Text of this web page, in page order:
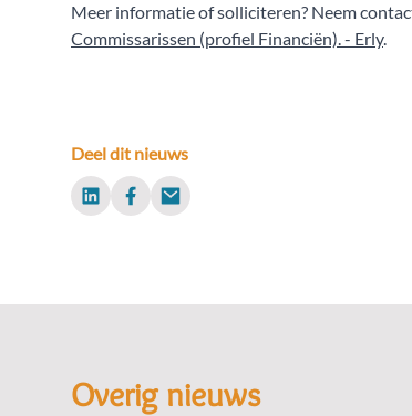
Meer informatie of solliciteren? Neem
Commissarissen (profiel Financiën). - Erly.
Deel dit nieuws
LinkedInFacebook
Email
Overig nieuws